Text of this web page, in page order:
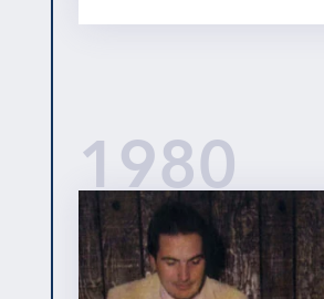
1980